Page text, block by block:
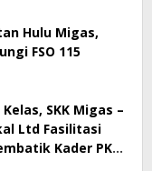
Hulu Migas,
FSO 115
SKK Migas –
Ltd Fasilitasi
Kader PKK